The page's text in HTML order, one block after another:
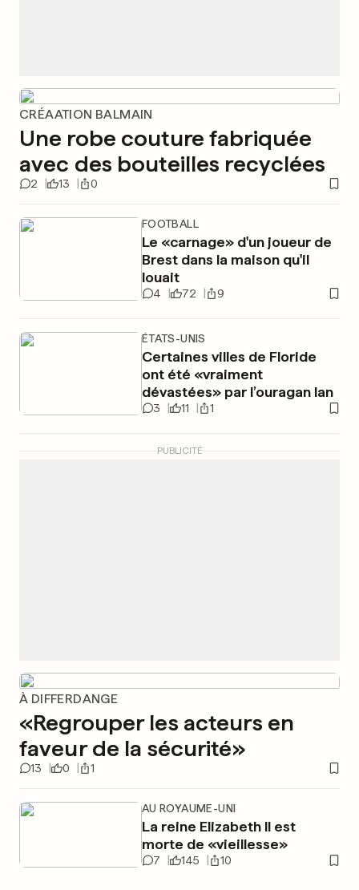
CRÉAATION BALMAIN
Une robe couture fabriquée
avec des bouteilles recyclées
2 13 0
FOOTBALL
Le «carnage» d'un joueur de
Brest dans la maison qu'il
louait
4 72 9
ÉTATS-UNIS
Certaines villes de Floride
ont été «vraiment
dévastées» par l’ouragan Ian
3 11 1
PUBLICITÉ
À DIFFERDANGE
«Regrouper les acteurs en
faveur de la sécurité»
13 0 1
AU ROYAUME-UNI
La reine Elizabeth II est
morte de «vieillesse»
7 145 10